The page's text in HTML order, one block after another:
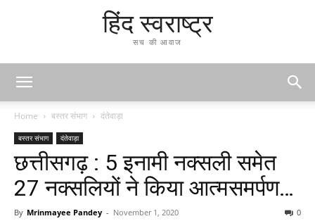
हिंद स्वराष्ट्र
सच की आवाज
Home बस्तर संभाग दंतेवाड़ा
बस्तर संभाग दंतेवाड़ा
छत्तीसगढ़ : 5 इनामी नक्सली समेत
27 नक्सलियों ने किया आत्मसमर्पण…
By Mrinmayee Pandey - November 1, 2020 0